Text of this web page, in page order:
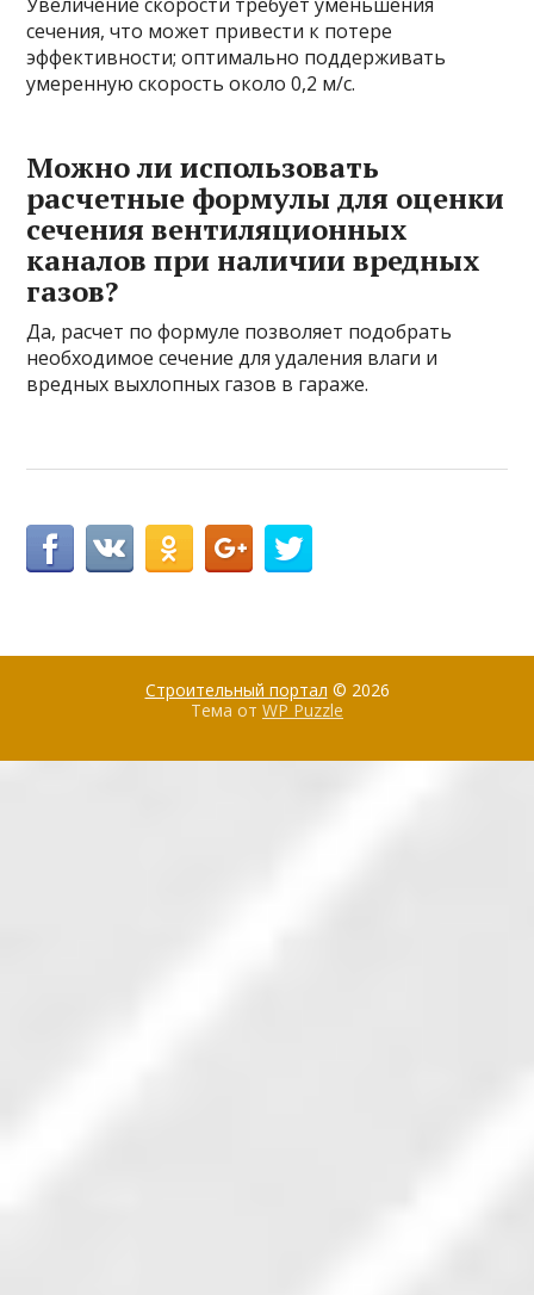
сечения, что может привести к потере
эффективности; оптимально поддерживать
умеренную скорость около 0,2 м/с.
Можно ли использовать
расчетные формулы для оценки
сечения вентиляционных
каналов при наличии вредных
газов?
Да, расчет по формуле позволяет подобрать
необходимое сечение для удаления влаги и
вредных выхлопных газов в гараже.
Строительный портал © 2026
Тема от WP Puzzle